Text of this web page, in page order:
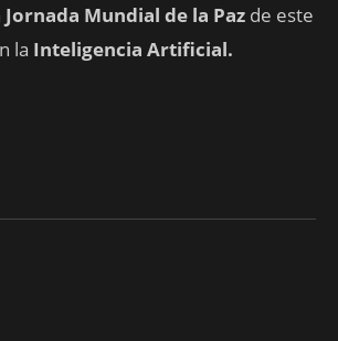
Jornada Mundial de la Paz de este
la Inteligencia Artificial.